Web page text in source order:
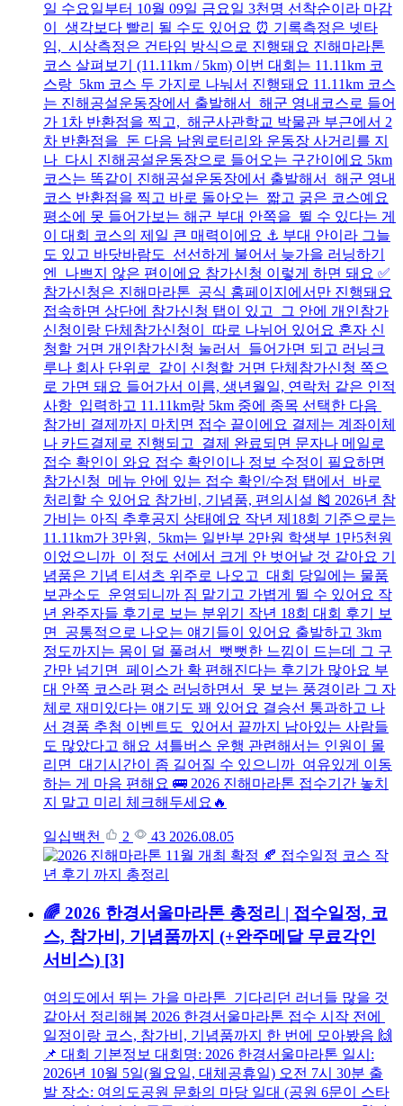
일 수요일부터 10월 09일 금요일 3천명 선착순이라 마감
이 생각보다 빨리 될 수도 있어요 ⏰ 기록측정은 넷타
임, 시상측정은 건타임 방식으로 진행돼요 진해마라톤
코스 살펴보기 (11.11km / 5km) 이번 대회는 11.11km 코
스랑 5km 코스 두 가지로 나눠서 진행돼요 11.11km 코스
는 진해공설운동장에서 출발해서 해군 영내코스로 들어
가 1차 반환점을 찍고, 해군사관학교 박물관 부근에서 2
차 반환점을 돈 다음 남원로터리와 운동장 사거리를 지
나 다시 진해공설운동장으로 들어오는 구간이에요 5km
코스는 똑같이 진해공설운동장에서 출발해서 해군 영내
코스 반환점을 찍고 바로 돌아오는 짧고 굵은 코스예요
평소에 못 들어가보는 해군 부대 안쪽을 뛸 수 있다는 게
이 대회 코스의 제일 큰 매력이에요 ⚓ 부대 안이라 그늘
도 있고 바닷바람도 선선하게 불어서 늦가을 러닝하기
엔 나쁘지 않은 편이에요 참가신청 이렇게 하면 돼요 ✅
참가신청은 진해마라톤 공식 홈페이지에서만 진행돼요
접속하면 상단에 참가신청 탭이 있고 그 안에 개인참가
신청이랑 단체참가신청이 따로 나뉘어 있어요 혼자 신
청할 거면 개인참가신청 눌러서 들어가면 되고 러닝크
루나 회사 단위로 같이 신청할 거면 단체참가신청 쪽으
로 가면 돼요 들어가서 이름, 생년월일, 연락처 같은 인적
사항 입력하고 11.11km랑 5km 중에 종목 선택한 다음
참가비 결제까지 마치면 접수 끝이에요 결제는 계좌이체
나 카드결제로 진행되고 결제 완료되면 문자나 메일로
접수 확인이 와요 접수 확인이나 정보 수정이 필요하면
참가신청 메뉴 안에 있는 접수 확인/수정 탭에서 바로
처리할 수 있어요 참가비, 기념품, 편의시설 🎽 2026년 참
가비는 아직 추후공지 상태예요 작년 제18회 기준으로는
11.11km가 3만원, 5km는 일반부 2만원 학생부 1만5천원
이었으니까 이 정도 선에서 크게 안 벗어날 것 같아요 기
념품은 기념 티셔츠 위주로 나오고 대회 당일에는 물품
보관소도 운영되니까 짐 맡기고 가볍게 뛸 수 있어요 작
년 완주자들 후기로 보는 분위기 작년 18회 대회 후기 보
면 공통적으로 나오는 얘기들이 있어요 출발하고 3km
정도까지는 몸이 덜 풀려서 뻣뻣한 느낌이 드는데 그 구
간만 넘기면 페이스가 확 편해진다는 후기가 많아요 부
대 안쪽 코스라 평소 러닝하면서 못 보는 풍경이라 그 자
체로 재미있다는 얘기도 꽤 있어요 결승선 통과하고 나
서 경품 추첨 이벤트도 있어서 끝까지 남아있는 사람들
도 많았다고 해요 셔틀버스 운행 관련해서는 인원이 몰
리면 대기시간이 좀 길어질 수 있으니까 여유있게 이동
하는 게 마음 편해요 🚌 2026 진해마라톤 접수기간 놓치
지 말고 미리 체크해두세요🔥
일십백천 2 43 2026.08.05
🌈 2026 한경서울마라톤 총정리 | 접수일정, 코
스, 참가비, 기념품까지 (+완주메달 무료각인
서비스) [3]
여의도에서 뛰는 가을 마라톤 기다리던 러너들 많을 것
같아서 정리해봄 2026 한경서울마라톤 접수 시작 전에
일정이랑 코스, 참가비, 기념품까지 한 번에 모아봤음 🙌
📌 대회 기본정보 대회명: 2026 한경서울마라톤 일시:
2026년 10월 5일(월요일, 대체공휴일) 오전 7시 30분 출
발 장소: 여의도공원 문화의 마당 일대 (공원 6문이 스타